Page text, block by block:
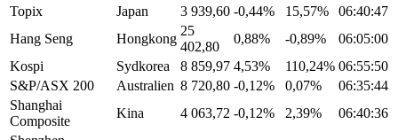
Topix
Japan 3 939,60 -0,44% 15,57%
06:40:47
Hang Seng
Hongkong
25
402,80
0,88% -0,89%
06:05:00
Kospi
Sydkorea 8 859,97 4,53% 110,24% 06:55:50
S&P/ASX 200
Australien 8 720,80 -0,12% 0,07%
06:35:44
Shanghai
Composite
Kina 4 063,72 -0,12% 2,39%
06:40:36